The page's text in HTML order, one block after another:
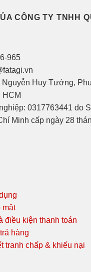
CÔNG TY TNHH
965
Huy Tưởng,
HCM
0317763441 do
Minh cấp ngày 28
mật
điều kiện thanh toán
hàng
tranh chấp & khiếu nại